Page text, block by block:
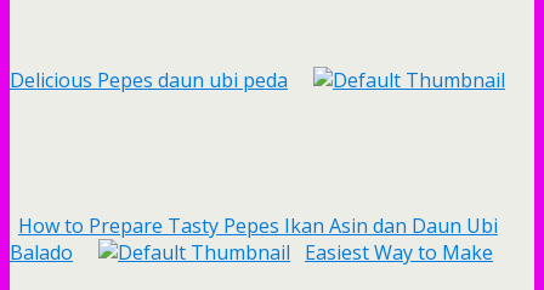
Delicious Pepes daun ubi peda
How to Prepare Tasty Pepes Ikan Asin dan Daun Ubi
Balado
Easiest Way to Make